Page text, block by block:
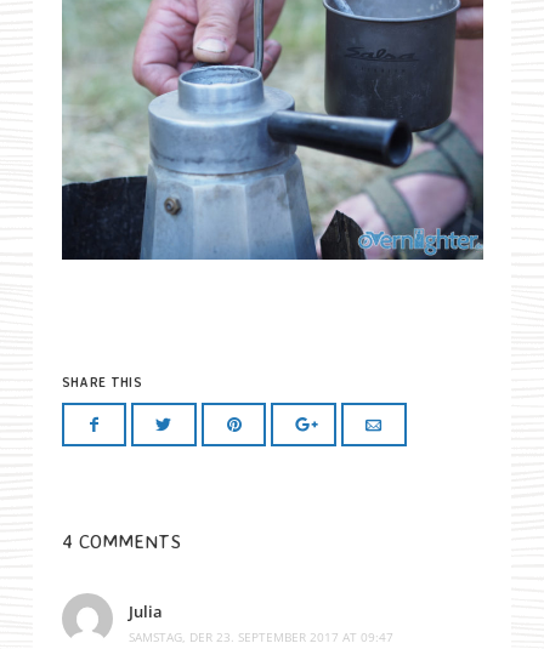
SHARE THIS
4 COMMENTS
Julia
SAMSTAG, DER 23. SEPTEMBER 2017 AT 09:47